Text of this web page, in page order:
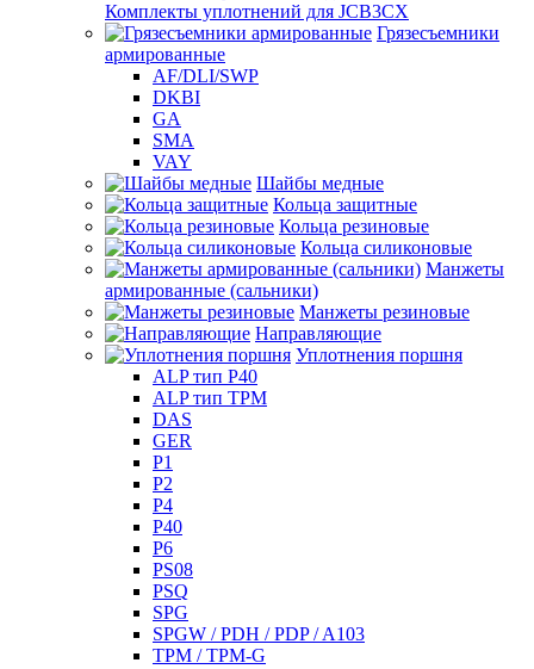
Комплекты уплотнений для JCB3CX
Грязесъемники
армированные
AF/DLI/SWP
DKBI
GA
SMA
VAY
Шайбы медные
Кольца защитные
Кольца резиновые
Кольца силиконовые
Манжеты
армированные (сальники)
Манжеты резиновые
Направляющие
Уплотнения поршня
ALP тип P40
ALP тип TPM
DAS
GER
P1
P2
P4
P40
P6
PS08
PSQ
SPG
SPGW / PDH / PDP / A103
TPM / TPM-G